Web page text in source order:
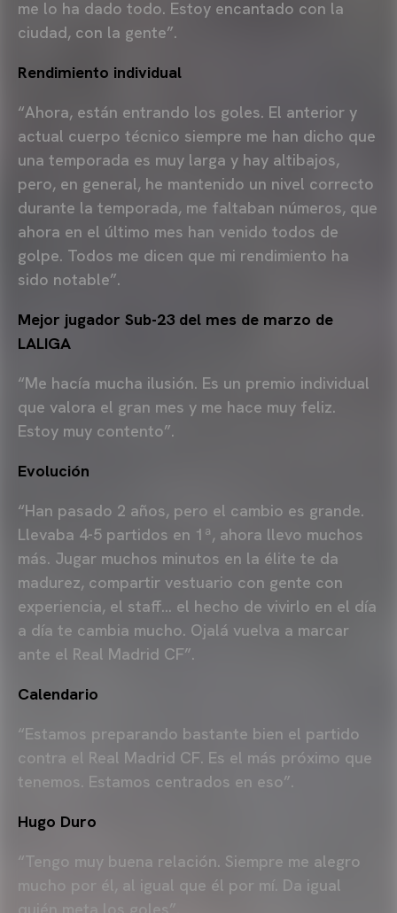
me lo ha dado todo. Estoy encantado con la
ciudad, con la gente”.
Rendimiento individual
“Ahora, están entrando los goles. El anterior y
actual cuerpo técnico siempre me han dicho que
una temporada es muy larga y hay altibajos,
pero, en general, he mantenido un nivel correcto
durante la temporada, me faltaban números, que
ahora en el último mes han venido todos de
golpe. Todos me dicen que mi rendimiento ha
sido notable”.
Mejor jugador Sub-23 del mes de marzo de
LALIGA
“Me hacía mucha ilusión. Es un premio individual
que valora el gran mes y me hace muy feliz.
Estoy muy contento”.
Evolución
“Han pasado 2 años, pero el cambio es grande.
Llevaba 4-5 partidos en 1ª, ahora llevo muchos
más. Jugar muchos minutos en la élite te da
madurez, compartir vestuario con gente con
experiencia, el staff… el hecho de vivirlo en el día
a día te cambia mucho. Ojalá vuelva a marcar
ante el Real Madrid CF”.
Calendario
“Estamos preparando bastante bien el partido
contra el Real Madrid CF. Es el más próximo que
tenemos. Estamos centrados en eso”.
Hugo Duro
“Tengo muy buena relación. Siempre me alegro
mucho por él, al igual que él por mí. Da igual
quién meta los goles”.